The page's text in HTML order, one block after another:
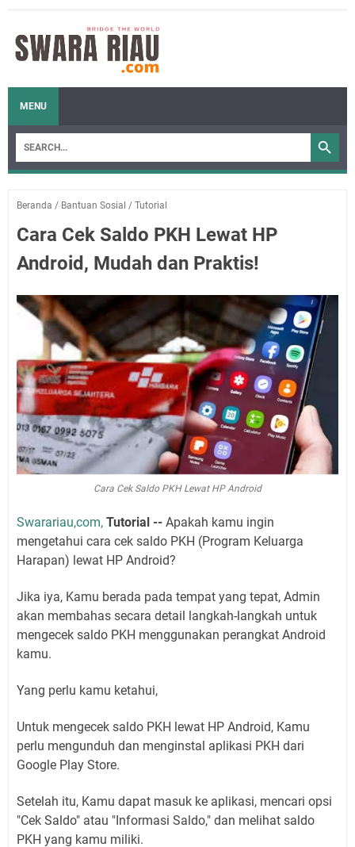
MENU
Beranda / Bantuan Sosial / Tutorial
Cara Cek Saldo PKH Lewat HP
Android, Mudah dan Praktis!
Cara Cek Saldo PKH Lewat HP Android
Swarariau,com, Tutorial -- Apakah kamu ingin
mengetahui cara cek saldo PKH (Program Keluarga
Harapan) lewat HP Android?
Jika iya, Kamu berada pada tempat yang tepat, Admin
akan membahas secara detail langkah-langkah untuk
mengecek saldo PKH menggunakan perangkat Android
kamu.
Yang perlu kamu ketahui,
Untuk mengecek saldo PKH lewat HP Android, Kamu
perlu mengunduh dan menginstal aplikasi PKH dari
Google Play Store.
Setelah itu, Kamu dapat masuk ke aplikasi, mencari opsi
"Cek Saldo" atau "Informasi Saldo," dan melihat saldo
PKH yang kamu miliki.